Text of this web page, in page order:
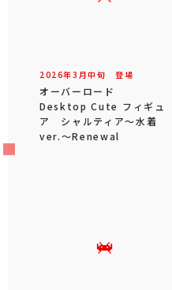
2026年3 月中旬 登場
オーバーロード
Desktop Cute フィギュ
ア シャルティア～水着
ver.～Renewal